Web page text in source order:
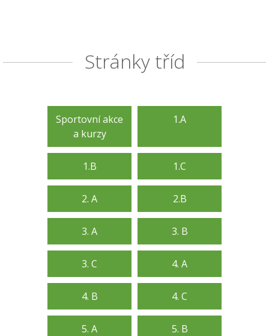
Stránky tříd
Sportovní akce
a kurzy
1.A
1.B 1.C
2. A 2.B
3. A 3. B
3. C 4. A
4. B 4. C
5. A 5. B